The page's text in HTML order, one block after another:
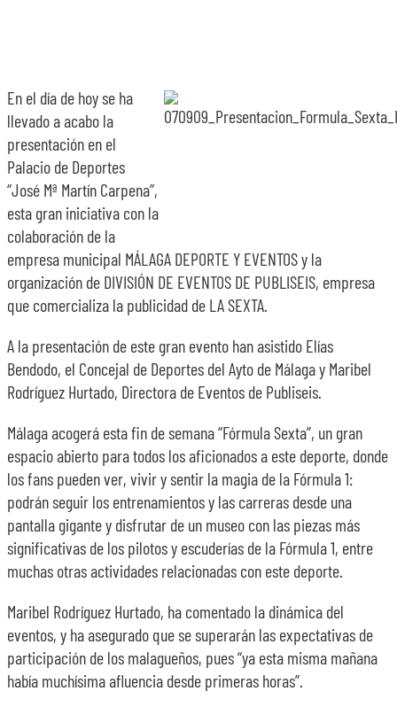
En el día de hoy se ha
llevado a acabo la
presentación en el
Palacio de Deportes
“José Mª Martín Carpena”,
esta gran iniciativa con la
colaboración de la
empresa municipal MÁLAGA DEPORTE Y EVENTOS y la
organización de DIVISIÓN DE EVENTOS DE PUBLISEIS, empresa
que comercializa la publicidad de LA SEXTA.
A la presentación de este gran evento han asistido Elías
Bendodo, el Concejal de Deportes del Ayto de Málaga y Maribel
Rodríguez Hurtado, Directora de Eventos de Publiseis.
Málaga acogerá esta fin de semana “Fórmula Sexta”, un gran
espacio abierto para todos los aficionados a este deporte, donde
los fans pueden ver, vivir y sentir la magia de la Fórmula 1:
podrán seguir los entrenamientos y las carreras desde una
pantalla gigante y disfrutar de un museo con las piezas más
significativas de los pilotos y escuderías de la Fórmula 1, entre
muchas otras actividades relacionadas con este deporte.
Maribel Rodríguez Hurtado, ha comentado la dinámica del
eventos, y ha asegurado que se superarán las expectativas de
participación de los malagueños, pues “ya esta misma mañana
había muchísima afluencia desde primeras horas”.